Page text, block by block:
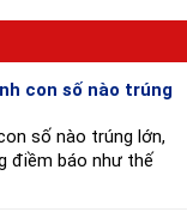
con số nào trúng
số nào trúng lớn,
điềm báo như thế